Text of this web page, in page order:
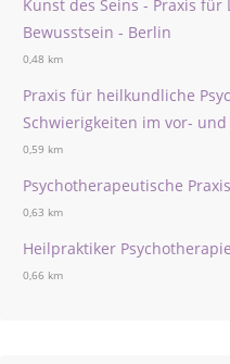
Kunst des Seins - Praxis für
Bewusstsein - Berlin
0,48 km
Praxis für heilkundliche
Schwierigkeiten im vor-
0,59 km
Psychotherapeutische Praxis
0,63 km
Heilpraktiker
0,66 km